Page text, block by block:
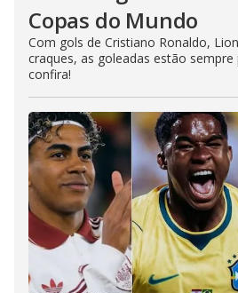
Copas do Mundo
Com gols de Cristiano Ronaldo,
craques, as goleadas estão
confira!